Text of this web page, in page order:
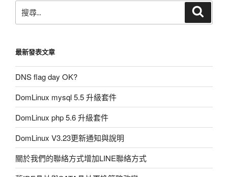
搜
尋:
最新發表文章
DNS flag day OK?
DomLinux mysql 5.5 升級套件
DomLinux php 5.6 升級套件
DomLinux V3.23更新通知與說明
關於我們的聯絡方式增加LINE聯絡方式